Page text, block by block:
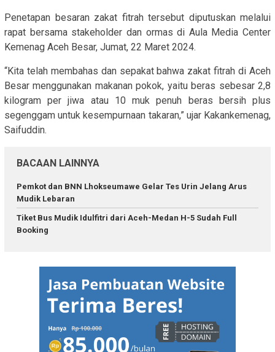
Penetapan besaran zakat fitrah tersebut diputuskan melalui
rapat bersama stakeholder dan ormas di Aula Media Center
Kemenag Aceh Besar, Jumat, 22 Maret 2024.
“Kita telah membahas dan sepakat bahwa zakat fitrah di Aceh
Besar menggunakan makanan pokok, yaitu beras sebesar 2,8
kilogram per jiwa atau 10 muk penuh beras bersih plus
segenggam untuk kesempurnaan takaran,” ujar Kakankemenag,
Saifuddin.
BACAAN LAINNYA
Pemkot dan BNN Lhokseumawe Gelar Tes Urin Jelang Arus
Mudik Lebaran
Tiket Bus Mudik Idulfitri dari Aceh-Medan H-5 Sudah Full
Booking